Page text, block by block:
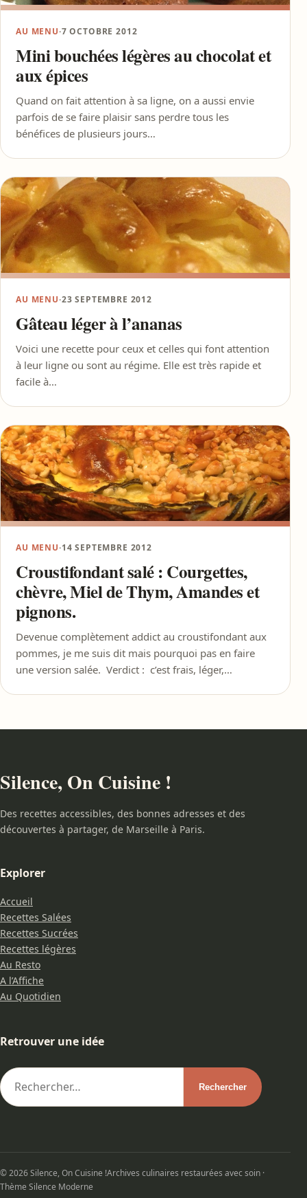
AU MENU·7 OCTOBRE 2012
Mini bouchées légères au chocolat et
aux épices
Quand on fait attention à sa ligne, on a aussi envie
parfois de se faire plaisir sans perdre tous les
bénéfices de plusieurs jours…
AU MENU·23 SEPTEMBRE 2012
Gâteau léger à l’ananas
Voici une recette pour ceux et celles qui font attention
à leur ligne ou sont au régime. Elle est très rapide et
facile à…
AU MENU·14 SEPTEMBRE 2012
Croustifondant salé : Courgettes,
chèvre, Miel de Thym, Amandes et
pignons.
Devenue complètement addict au croustifondant aux
pommes, je me suis dit mais pourquoi pas en faire
une version salée. Verdict : c’est frais, léger,…
Silence, On Cuisine !
Des recettes accessibles, des bonnes adresses et des
découvertes à partager, de Marseille à Paris.
Explorer
Accueil
Recettes Salées
Recettes Sucrées
Recettes légères
Au Resto
A l’Affiche
Au Quotidien
Retrouver une idée
© 2026 Silence, On Cuisine !Archives culinaires restaurées avec soin ·
Thème Silence Moderne